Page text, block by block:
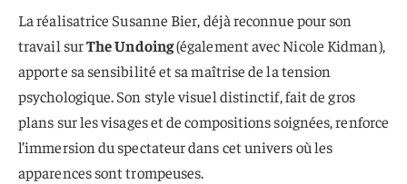
La réalisatrice Susanne Bier, déjà reconnue pour son
travail surThe Undoing(également avec Nicole Kidman),
apporte sa sensibilité et sa maîtrise de la tension
psychologique. Son style visuel distinctif, fait de gros
plans sur les visages et de compositions soignées, renforce
l’immersion du spectateur dans cet univers où les
apparences sont trompeuses.